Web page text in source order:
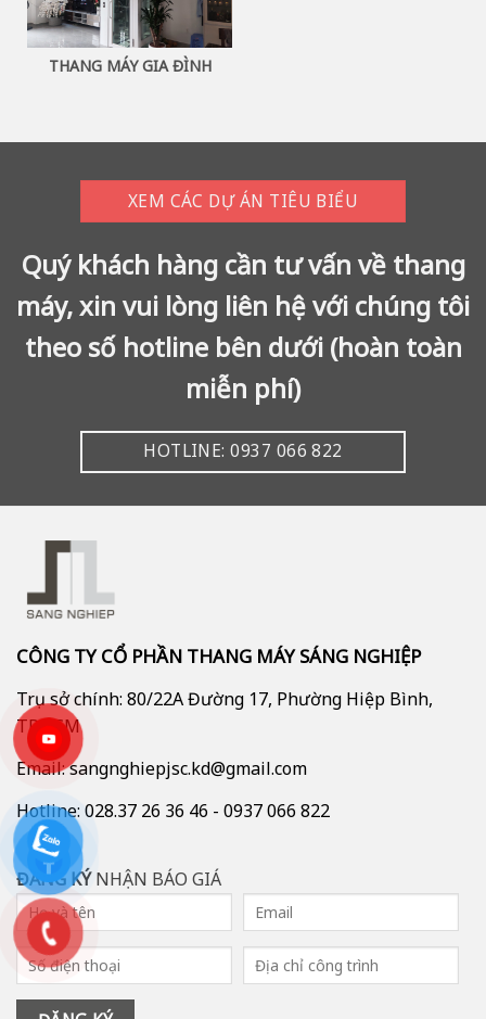
THANG MÁY GIA ĐÌNH
XEM CÁC DỰ ÁN TIÊU BIỂU
Quý khách hàng cần tư vấn về thang
máy, xin vui lòng liên hệ với chúng tôi
theo số hotline bên dưới (hoàn toàn
miễn phí)
HOTLINE: 0937 066 822
CÔNG TY CỔ PHẦN THANG MÁY SÁNG NGHIỆP
Trụ sở chính: 80/22A Đường 17, Phường Hiệp Bình,
TP.HCM
Email: sangnghiepjsc.kd@gmail.com
Hotline: 028.37 26 36 46 - 0937 066 822
ĐĂNG KÝNHẬN BÁO GIÁ